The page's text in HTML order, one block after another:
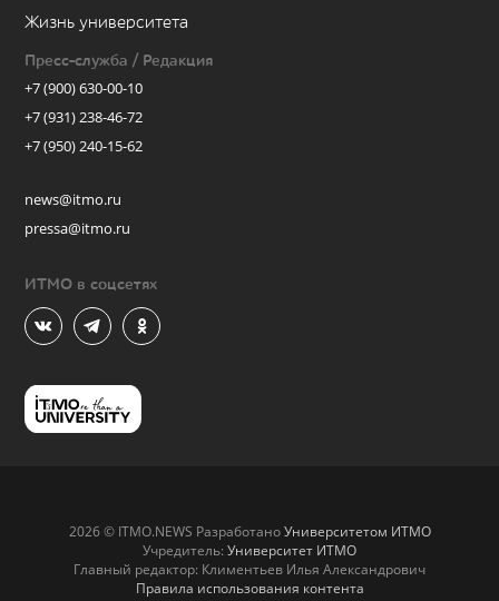
Жизнь университета
Пресс-служба / Редакция
+7 (900) 630-00-10
+7 (931) 238-46-72
+7 (950) 240-15-62
news@itmo.ru
pressa@itmo.ru
ИТМО в соцсетях
2026 © ITMO.NEWS РазработаноУниверситетом ИТМО
Учредитель: Университет ИТМО
Главный редактор: Климентьев Илья Александрович
Правила использования контента